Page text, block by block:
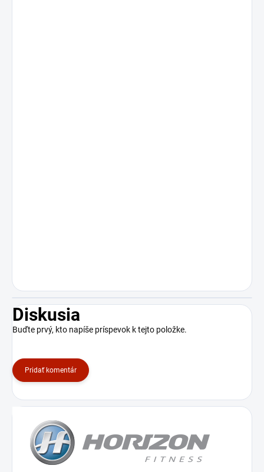
Diskusia
Buďte prvý, kto napíše príspevok k tejto položke.
Pridať komentár